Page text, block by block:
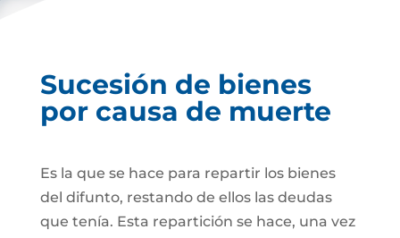
Sucesión de bienes
por causa de muerte
Es la que se hace para repartir los bienes
del difunto, restando de ellos las deudas
que tenía. Esta repartición se hace, una vez